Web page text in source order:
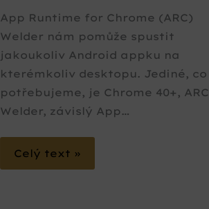
App Runtime for Chrome (ARC)
Welder nám pomůže spustit
jakoukoliv Android appku na
kterémkoliv desktopu. Jediné, co
potřebujeme, je Chrome 40+, ARC
Welder, závislý App…
Celý text »